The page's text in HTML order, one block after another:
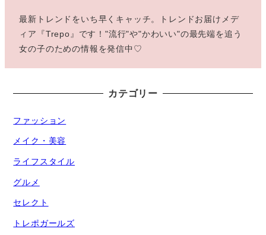
最新トレンドをいち早くキャッチ。トレンドお届けメデ
ィア『Trepo』です！"流行"や"かわいい"の最先端を追う
女の子のための情報を発信中♡
カテゴリー
ファッション
メイク・美容
ライフスタイル
グルメ
セレクト
トレポガールズ